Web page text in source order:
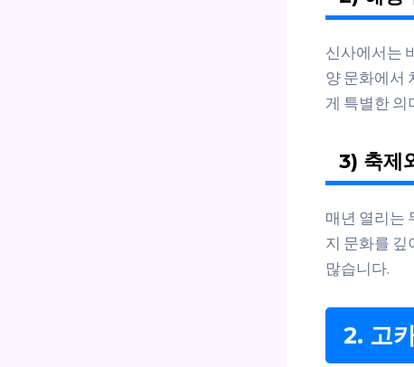
신사에서는
양 문화에서
게 특별한 의
3) 축제
매년 열리는
지 문화를 깊
많습니다.
2. 고